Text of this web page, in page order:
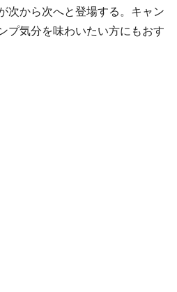
次から次へと登場する。キャン
プ気分を味わいたい方にもおす